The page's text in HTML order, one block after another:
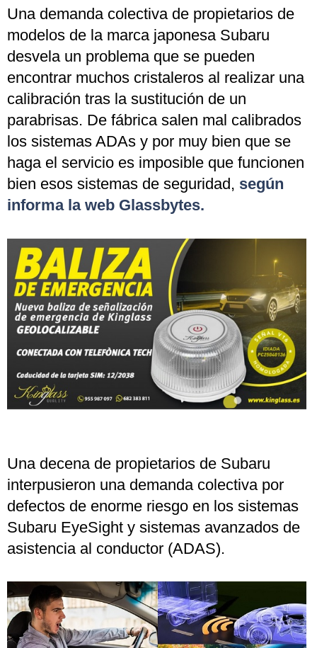
Una demanda colectiva de propietarios de
modelos de la marca japonesa Subaru
desvela un problema que se pueden
encontrar muchos cristaleros al realizar una
calibración tras la sustitución de un
parabrisas. De fábrica salen mal calibrados
los sistemas ADAs y por muy bien que se
haga el servicio es imposible que funcionen
bien esos sistemas de seguridad, según
informa la web Glassbytes.
Una decena de propietarios de Subaru
interpusieron una demanda colectiva por
defectos de enorme riesgo en los sistemas
Subaru EyeSight y sistemas avanzados de
asistencia al conductor (ADAS).